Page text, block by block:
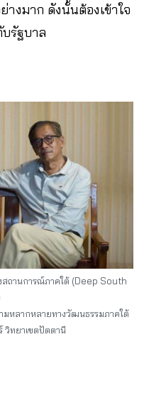
งมาก ดังนั้นต้องเข้าใจ
บรัฐบาล
ถานการณ์ภาคใต้ (Deep South
หลากหลายทางวัฒนธรรมภาคใต้
วิทยาเขตปัตตานี